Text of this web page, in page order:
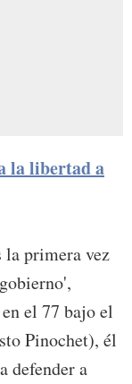
la libertad a
la primera vez
el 77 bajo el
Pinochet), él
defender a